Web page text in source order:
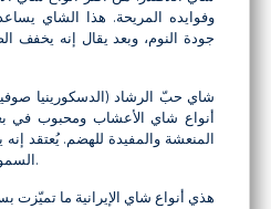
وفوايده المريحة. هذا الشاي
جودة النوم، وبعد يقال إنه يخفف
أنواع شاي الأعشاب ومحبوب في
المنعشة والمفيدة للهضم. يُعتقد
السموم ويدعم صحة الجهاز التنفسي.
هذي أنواع شاي الإيرانية ما تميّزت